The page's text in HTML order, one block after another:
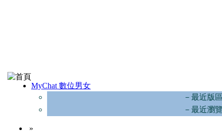
MyChat 數位男女
－最近版
－最近瀏
»